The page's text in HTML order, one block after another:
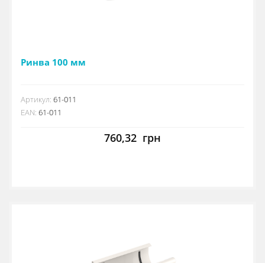
Ринва 100 мм
Артикул: 61-011
EAN: 61-011
760,32 грн